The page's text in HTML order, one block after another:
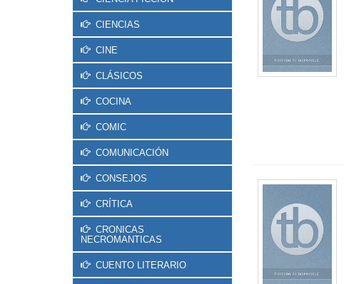
CIENCIAS
CINE
CLÁSICOS
COCINA
COMIC
COMUNICACIÓN
CONSEJOS
CRÍTICA
CRONICAS
NECROMANTICAS
CUENTO LITERARIO